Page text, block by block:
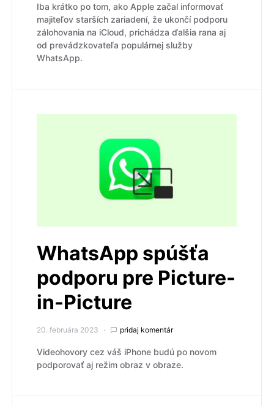
Iba krátko po tom, ako Apple začal informovať
majiteľov starších zariadení, že ukončí podporu
zálohovania na iCloud, prichádza ďalšia rana aj
od prevádzkovateľa populárnej služby
WhatsApp.
WhatsApp spúšťa
podporu pre Picture-
in-Picture
20. februára 2023 pridaj komentár
Videohovory cez váš iPhone budú po novom
podporovať aj režim obraz v obraze.